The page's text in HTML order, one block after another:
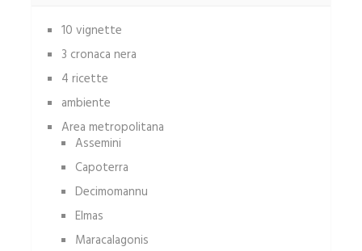
10 vignette
3 cronaca nera
4 ricette
ambiente
Area metropolitana
Assemini
Capoterra
Decimomannu
Elmas
Maracalagonis